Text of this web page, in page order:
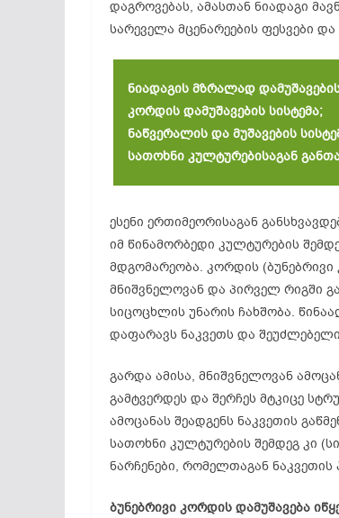
დაგროვებას, ამასთან ნიადაგი
სარეველა მცენარეების ფესვები
ნიადაგის მზრალად
კორდის დამუშავების სისტემა;
ნაწვერალის და მუშავების
სათოხნი კულტურებისაგან
ესენი ერთიმეორისაგან
იმ წინამორბედი კულტურების
მდგომარეობა. კორდის
მნიშვნელოვან და პირველ რიგში
სიცოცხლის უნარის ჩახშობა.
დაფარავს ნაკვეთს და
გარდა ამისა, მნიშვნელოვან
გამტვერდეს და შერჩეს მტკიცე
ამოცანას შეადგენს ნაკვეთის
სათოხნი კულტურების შემდეგ კი
ნარჩენები, რომელთაგან
ბუნებრივი კორდის დამუშავება